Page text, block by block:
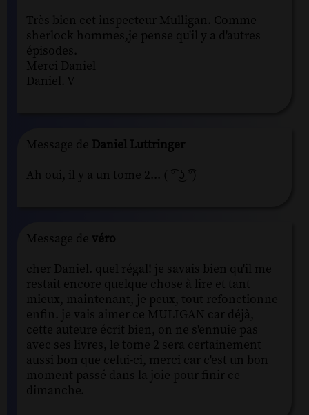
Très bien cet inspecteur Mulligan. Comme
sherlock hommes,je pense qu'il y a d'autres
épisodes.
Merci Daniel
Daniel. V
Message de Daniel Luttringer
Ah oui, il y a un tome 2... ( ͡° ͜ʖ ͡°)
Message de véro
cher Daniel. quel régal! je savais bien qu'il me
restait encore quelque chose à lire et tant
mieux, maintenant, je peux, tout refonctionne
enfin. je vais aimer ce MULIGAN car déjà,
cette auteure écrit bien, on ne s'ennuie pas
avec ses livres, le tome 2 sera certainement
aussi bon que celui-ci, merci car c'est un bon
moment passé dans la joie pour finir ce
dimanche.